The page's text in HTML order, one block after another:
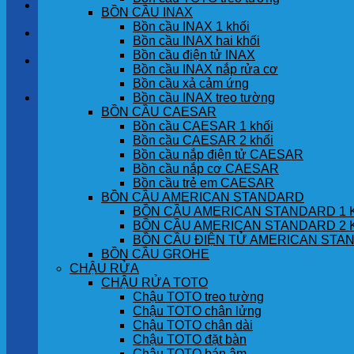
GÓC KHÁCH HÀNG
Chưa có sản phẩm trong giỏ hàng.
BỒN CẦU INAX
Bồn cầu INAX 1 khối
Bồn cầu INAX hai khối
Bồn cầu điện tử INAX
Bồn cầu INAX nắp rửa cơ
Bồn cầu xả cảm ứng
Bồn cầu INAX treo tường
BỒN CẦU CAESAR
Bồn cầu CAESAR 1 khối
Bồn cầu CAESAR 2 khối
Bồn cầu nắp điện tử CAESAR
Bồn cầu nắp cơ CAESAR
Bồn cầu trẻ em CAESAR
BỒN CẦU AMERICAN STANDARD
BỒN CẦU AMERICAN STANDARD 1
BỒN CẦU AMERICAN STANDARD 2
BỒN CẦU ĐIỆN TỬ AMERICAN
BỒN CẦU GROHE
CHẬU RỬA
CHẬU RỬA TOTO
Chậu TOTO treo tường
Chậu TOTO chân lửng
Chậu TOTO chân dài
Chậu TOTO đặt bàn